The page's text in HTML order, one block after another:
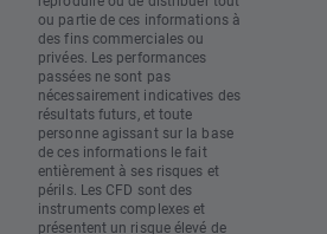
ou partie de ces informations à
des fins commerciales ou
privées. Les performances
passées ne sont pas
nécessairement indicatives des
résultats futurs, et toute
personne agissant sur la base
de ces informations le fait
entièrement à ses risques et
périls. Les CFD sont des
instruments complexes et
présentent un risque élevé de